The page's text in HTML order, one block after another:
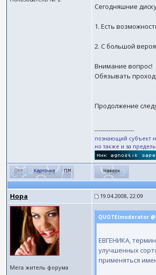
Сегодняшние
1. Есть
2. С большой
Внимание вопрос!
Обязывать
Продолжение
--------------------
познающий субъект
но также и за
Нора 19.04.2008, 22:09
Мега житель форума
QUOTE(moderator
ЕВГЕНИКА,
улучшенных
применяться